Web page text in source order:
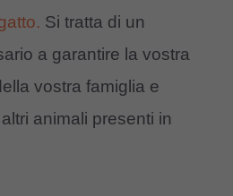
Si tratta di un
a garantire la vostra
vostra famiglia e
animali presenti in